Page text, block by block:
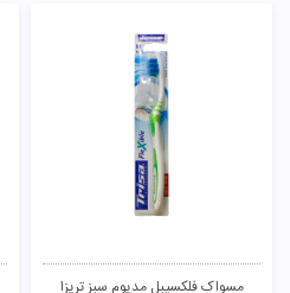
مسواک فلکسیبل مدیوم سبز تریزا